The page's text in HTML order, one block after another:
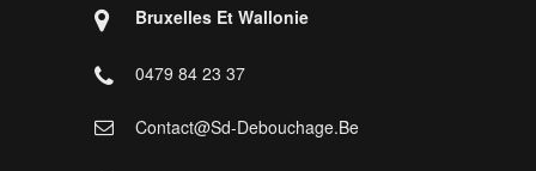
Bruxelles Et Wallonie
0479 84 23 37
Contact@sd-Debouchage.be